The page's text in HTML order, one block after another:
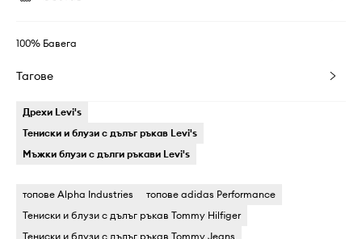
100% Бавега
Тагове
Дрехи Levi's
Тениски и блузи с дълъг ръкав Levi's
Мъжки блузи с дълги ръкави Levi's
топове Alpha Industries
топове adidas Performance
Тениски и блузи с дълъг ръкав Tommy Hilfiger
Тениски и блузи с дълъг ръкав Tommy Jeans